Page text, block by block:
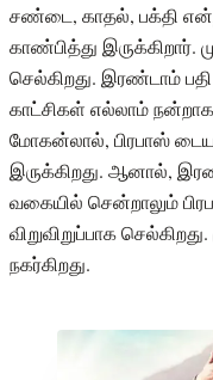
சண்டை, காதல், பக்தி
காண்பித்து இருக்கிறார்.
செல்கிறது. இரண்டாம்
காட்சிகள் எல்லாம் நன்றாக
மோகன்லால், பிரபாஸ் டைய
இருக்கிறது. ஆனால்,
வகையில் சென்றாலும்
விறுவிறுப்பாக
நகர்கிறது.